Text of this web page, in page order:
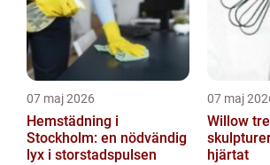
07 maj 2026
Hemstädning i
Stockholm: en nödvändig
lyx i storstadspulsen
07 maj
Willow tree
hjärtat